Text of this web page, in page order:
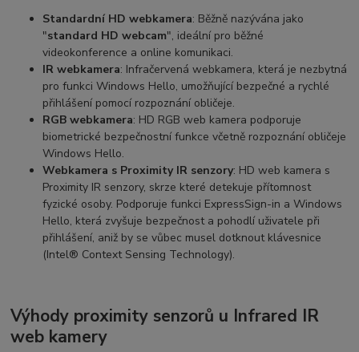
Standardní HD webkamera: Běžně nazývána jako
"standard HD webcam", ideální pro běžné
videokonference a online komunikaci.
IR webkamera: Infračervená webkamera, která je nezbytná
pro funkci Windows Hello, umožňující bezpečné a rychlé
přihlášení pomocí rozpoznání obličeje.
RGB webkamera: HD RGB web kamera podporuje
biometrické bezpečnostní funkce včetně rozpoznání obličeje
Windows Hello.
Webkamera s Proximity IR senzory: HD web kamera s
Proximity IR senzory, skrze které detekuje přítomnost
fyzické osoby. Podporuje funkci ExpressSign-in a Windows
Hello, která zvyšuje bezpečnost a pohodlí uživatele při
přihlášení, aniž by se vůbec musel dotknout klávesnice
(Intel® Context Sensing Technology).
Výhody proximity senzorů u Infrared IR
web kamery